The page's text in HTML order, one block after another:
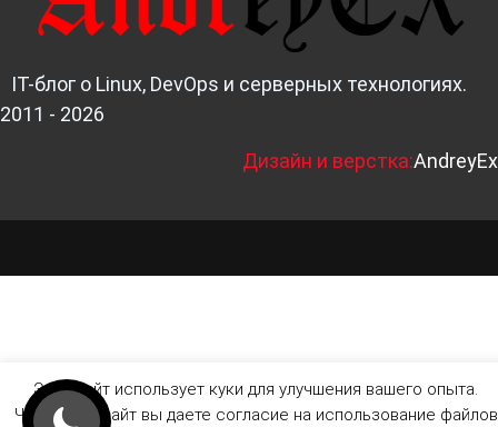
IT-блог о Linux, DevOps и серверных технологиях.
2011 - 2026
Дизайн и верстка:AndreyEx
Этот сайт использует куки для улучшения вашего опыта.
Читая этот сайт вы даете согласие на использование файлов